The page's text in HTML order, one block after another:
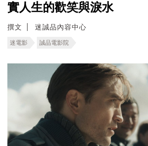
實人生的歡笑與淚水
撰文 迷誠品內容中心
迷電影 誠品電影院